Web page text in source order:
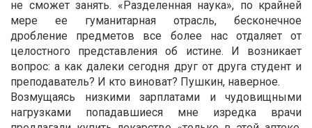
не сможет занять. «Разделенная наука», по крайней
мере ее гуманитарная отрасль, бесконечное
дробление предметов все более нас отдаляет от
целостного представления об истине. И возникает
вопрос: а как далеки сегодня друг от друга студент и
преподаватель? И кто виноват? Пушкин, наверное.
Возмущаясь низкими зарплатами и чудовищными
нагрузками попадавшиеся мне изредка врачи